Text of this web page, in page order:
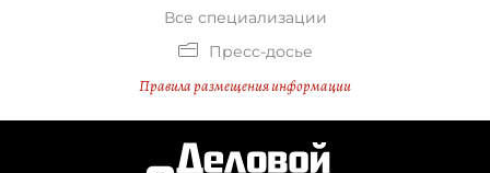
Все специализации
Пресс-досье
Правила размещения информации